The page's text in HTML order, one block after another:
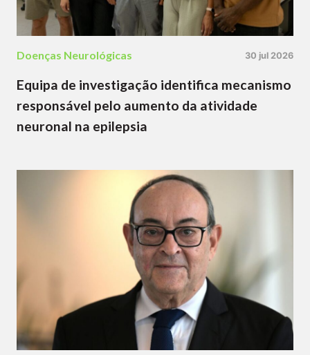
Doenças Neurológicas 30 jul 2026
Equipa de investigação identifica mecanismo
responsável pelo aumento da atividade
neuronal na epilepsia